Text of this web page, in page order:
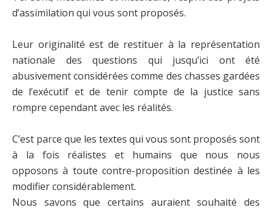
d’assimilation qui vous sont proposés.
Leur originalité est de restituer à la représentation
nationale des questions qui jusqu’ici ont été
abusivement considérées comme des chasses gardées
de l’exécutif et de tenir compte de la justice sans
rompre cependant avec les réalités.
C’est parce que les textes qui vous sont proposés sont
à la fois réalistes et humains que nous nous
opposons à toute contre-proposition destinée à les
modifier considérablement.
Nous savons que certains auraient souhaité des